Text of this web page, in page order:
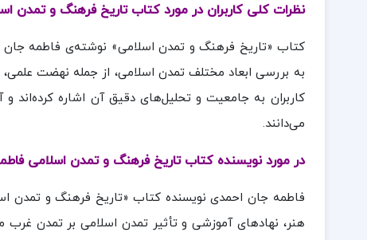
نظرات کلی کاربران در مورد کتابتاریخ فرهنگ و تمدن
کتاب «تاریخ فرهنگ و تمدن اسلامی» نوشته‌ی فاطمه جان
به بررسی ابعاد مختلف تمدن اسلامی، از جمله نهضت
کاربران به جامعیت و تحلیل‌های دقیق آن اشاره کرده‌اند و
می‌دانند.
در مورد نویسنده کتاب تاریخ فرهنگ و تمدن اسلامی
فاطمه جان احمدی نویسنده کتاب «تاریخ فرهنگ و تمدن
هنر، نهادهای آموزشی و تأثیر تمدن اسلامی بر تمدن